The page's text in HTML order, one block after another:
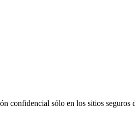
confidencial sólo en los sitios seguros